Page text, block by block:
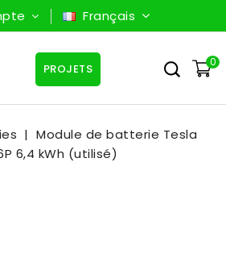
Français
0
PROJETS
Module de batterie Tesla
6,4 kWh (utilisé)